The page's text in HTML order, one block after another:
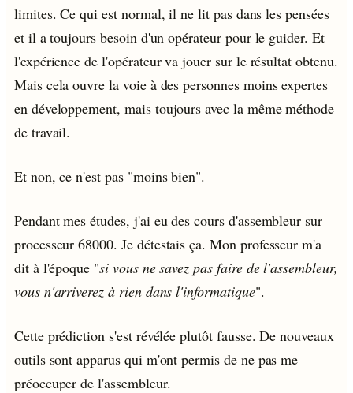
limites. Ce qui est normal, il ne lit pas dans les pensées
et il a toujours besoin d'un opérateur pour le guider. Et
l'expérience de l'opérateur va jouer sur le résultat obtenu.
Mais cela ouvre la voie à des personnes moins expertes
en développement, mais toujours avec la même méthode
de travail.
Et non, ce n'est pas "moins bien".
Pendant mes études, j'ai eu des cours d'assembleur sur
processeur 68000. Je détestais ça. Mon professeur m'a
dit à l'époque "si vous ne savez pas faire de l'assembleur,
vous n'arriverez à rien dans l'informatique".
Cette prédiction s'est révélée plutôt fausse. De nouveaux
outils sont apparus qui m'ont permis de ne pas me
préoccuper de l'assembleur.